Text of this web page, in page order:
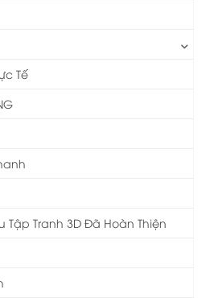
Tế
Tập Tranh 3D Đã Hoàn Thiện